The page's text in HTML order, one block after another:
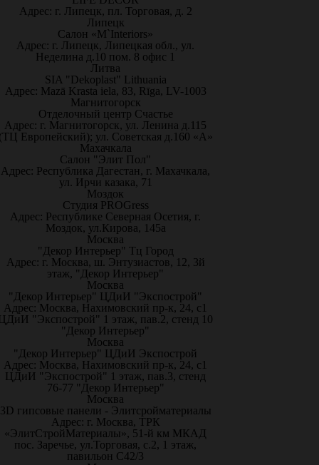
Адрес: г. Липецк, пл. Торговая, д. 2
Липецк
Салон «M`Interiors»
Адрес: г. Липецк, Липецкая обл., ул.
Неделина д.10 пом. 8 офис 1
Литва
SIA "Dekoplast" Lithuania
Адрес: Mazā Krasta iela, 83, Rīga, LV-1003
Магнитогорск
Отделочный центр Счастье
Адрес: г. Магнитогорск, ул. Ленина д.115
Европейский); ул. Советская д.160 «А»
Махачкала
Салон "Элит Пол"
Адрес: Республика Дагестан, г. Махачкала,
ул. Ирчи казака, 71
Моздок
Студия PROGress
Адрес: Республике Северная Осетия, г.
Моздок, ул.Кирова, 145а
Москва
"Декор Интерьер" Тц Город
Адрес: г. Москва, ш. Энтузиастов, 12, 3й
этаж, "Декор Интерьер"
Москва
"Декор Интерьер" ЦДиИ "Экспострой"
Адрес: Москва, Нахимовский пр-к, 24, с1
"Экспострой" 1 этаж, пав.2, стенд 10
"Декор Интерьер"
Москва
"Декор Интерьер" ЦДиИ Экспострой
Адрес: Москва, Нахимовский пр-к, 24, с1
ЦДиИ "Экспострой" 1 этаж, пав.3, стенд
76-77 "Декор Интерьер"
Москва
3D гипсовые панели - Элитсройматериалы
Адрес: г. Москва, ТРК
«ЭлитСтройМатериалы», 51-й км МКАД
пос. Заречье, ул.Торговая, с.2, 1 этаж,
павильон С42/3